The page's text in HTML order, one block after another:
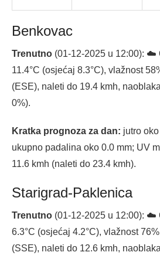
Benkovac
Trenutno (01-12-2025 u 12:00): ☁️
11.4°C (osjećaj 8.3°C), vlažnost
(ESE), naleti do 19.4 kmh,
0%).
Kratka prognoza za dan: jutro
ukupno padalina oko 0.0 mm; UV
11.6 kmh (naleti do 23.4 kmh).
Starigrad-Paklenica
Trenutno (01-12-2025 u 12:00): ☁️
6.3°C (osjećaj 4.2°C), vlažnost
(SSE), naleti do 12.6 kmh,